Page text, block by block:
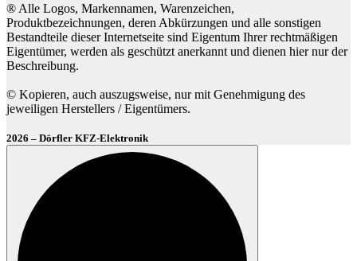
® Alle Logos, Markennamen, Warenzeichen,
Produktbezeichnungen, deren Abkürzungen und alle sonstigen
Bestandteile dieser Internetseite sind Eigentum Ihrer rechtmäßigen
Eigentümer, werden als geschützt anerkannt und dienen hier nur der
Beschreibung.
© Kopieren, auch auszugsweise, nur mit Genehmigung des
jeweiligen Herstellers / Eigentümers.
2026 – Dörfler KFZ-Elektronik